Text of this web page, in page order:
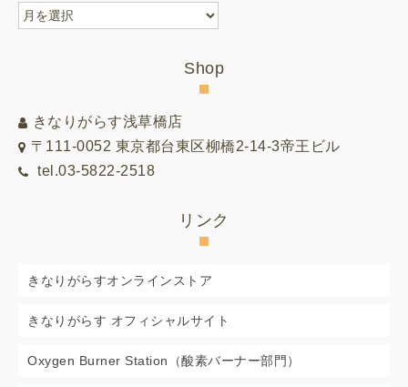
月
別
Shop
きなりがらす浅草橋店
〒111-0052 東京都台東区柳橋2-14-3帝王ビル
tel.03-5822-2518
リンク
きなりがらすオンラインストア
きなりがらす オフィシャルサイト
Oxygen Burner Station（酸素バーナー部門）